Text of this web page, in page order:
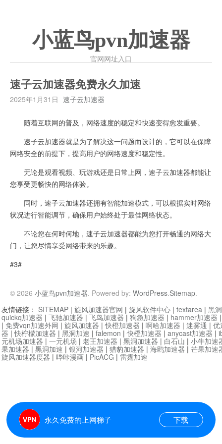
小蓝鸟pvn加速器
官网网址入口
速子云加速器免费永久加速
2025年1月31日 速子云加速器
随着互联网的普及，网络速度的稳定和快速变得愈发重要。
速子云加速器就是为了解决这一问题而设计的，它可以在保障
网络安全的前提下，提高用户的网络速度和稳定性。
无论是观看视频、玩游戏还是日常上网，速子云加速器都能让
您享受更畅快的网络体验。
同时，速子云加速器还拥有智能加速模式，可以根据实时网络
状况进行智能调节，确保用户始终处于最佳网络状态。
不论您在何时何地，速子云加速器都能为您打开畅通的网络大
门，让您尽情享受网络带来的乐趣。
#3#
© 2026 小蓝鸟pvn加速器. Powered by: WordPress.Sitemap.
永久免费的上网梯子 下载
友情链接： SITEMAP | 旋风加速器官网 | 旋风软件中心 | textarea | 黑
quickq加速器 | 飞驰加速器 | 飞鸟加速器 | 狗急加速器 | hammer加速器
| 免费vqn加速外网 | 旋风加速器 |快橙加速器 | 啊哈加速器 | 迷雾通 | 优
器 |快柠檬加速器 | 黑洞加速 | falemon |快橙加速器 | anycast加速器 |
元机场加速器 | 一元机场 | 老王加速器 | 黑洞加速器 | 白石山 | 小牛加速
果加速器 | 黑洞加速 | 银河加速器 | 猎豹加速器 | 海鸥加速器 | 芒果加速
旋风加速器度器 | 哔咔漫画 | PicACG | 雷霆加速